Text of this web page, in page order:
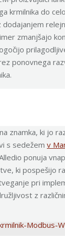
krmilnika do
zmanjšajo
ponovnega
znamka, ki jo
s sedežem v
ponuja
ki pospešijo
pri
z